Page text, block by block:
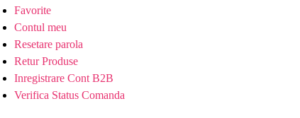
Favorite
Contul meu
Resetare parola
Retur Produse
Inregistrare Cont B2B
Verifica Status Comanda